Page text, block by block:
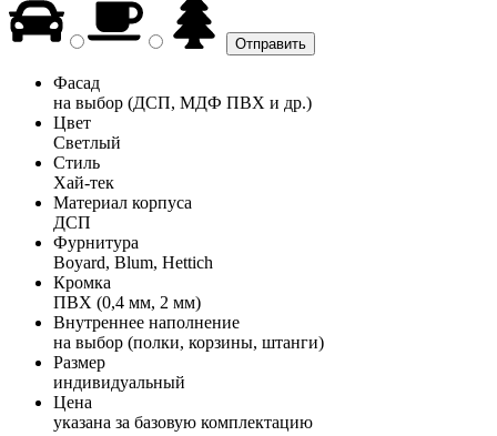
Фасад
на выбор (ДСП, МДФ ПВХ и др.)
Цвет
Светлый
Стиль
Хай-тек
Материал корпуса
ДСП
Фурнитура
Boyard, Blum, Hettich
Кромка
ПВХ (0,4 мм, 2 мм)
Внутреннее наполнение
на выбор (полки, корзины, штанги)
Размер
индивидуальный
Цена
указана за базовую комплектацию